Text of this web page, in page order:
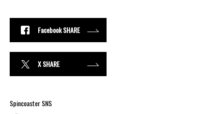
Facebook SHARE
X SHARE
Spincoaster SNS